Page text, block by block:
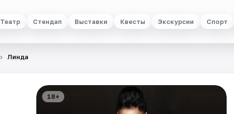
Театр Стендап Выставки Квесты Экскурсии Спорт
Линда
18+